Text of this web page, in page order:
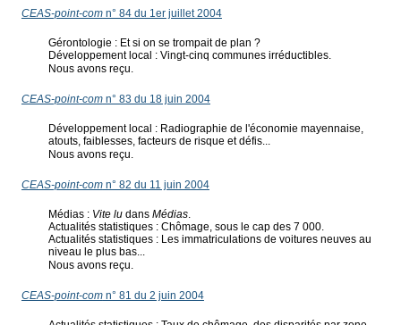
CEAS-point-comn° 84 du 1er juillet 2004
Gérontologie : Et si on se trompait de plan ?
Développement local : Vingt-cinq communes irréductibles.
Nous avons reçu.
CEAS-point-comn° 83 du 18 juin 2004
Développement local : Radiographie de l'économie mayennaise,
atouts, faiblesses, facteurs de risque et défis...
Nous avons reçu.
CEAS-point-comn° 82 du 11 juin 2004
Médias : Vite ludans Médias.
Actualités statistiques : Chômage, sous le cap des 7 000.
Actualités statistiques : Les immatriculations de voitures neuves au
niveau le plus bas...
Nous avons reçu.
CEAS-point-comn° 81 du 2 juin 2004